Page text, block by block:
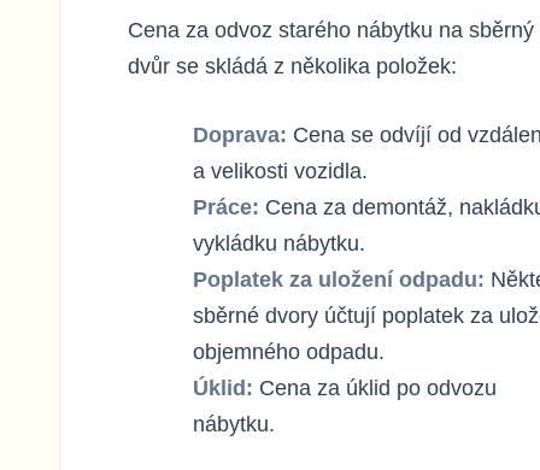
Cena za odvoz starého nábytku na sběrný
dvůr se skládá z několika položek:
Doprava: Cena se odvíjí od
a velikosti vozidla.
Práce: Cena za demontáž,
vykládku nábytku.
Poplatek za uložení odpadu:
sběrné dvory účtují poplatek za
objemného odpadu.
Úklid: Cena za úklid po odvozu
nábytku.